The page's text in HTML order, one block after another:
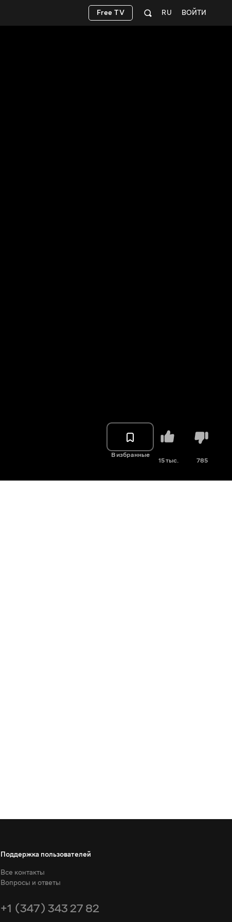
ВОЙТИ
RU
Free TV
В избранные
15 тыс. 785
Поддержка пользователей
Все контакты
Вопросы и ответы
+1 (347) 343 27 82